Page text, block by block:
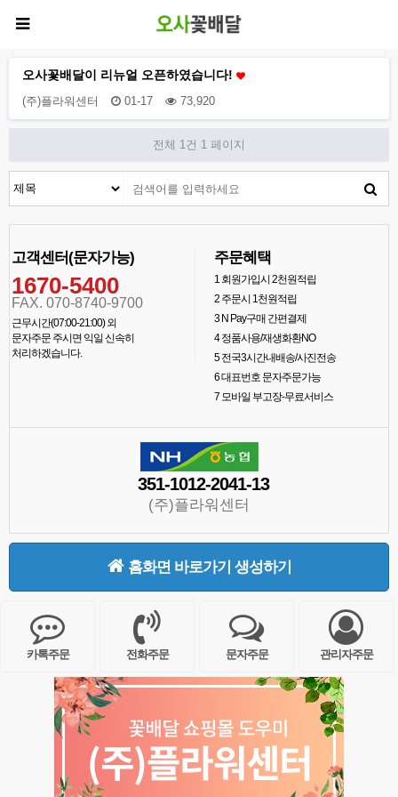
오사꽃배달이 리뉴얼 오픈하였습니다!
(주)플라워센터 01-17 73,920
전체 1건 1 페이지
고객센터(문자가능)
1670-5400
FAX. 070-8740-9700
근무시간(07:00-21:00) 외
문자주문 주시면 익일 신속히
처리하겠습니다.
주문혜택
1회원가입시 2천원적립
2주문시 1천원적립
3N Pay구매 간편결제
4정품사용/재생화환NO
5전국3시간내배송/사진전송
6대표번호 문자주문가능
7모바일 부고장-무료서비스
351-1012-2041-13
(주)플라워센터
홈화면 바로가기 생성하기
카톡주문 전화주문 문자주문 관리자주문